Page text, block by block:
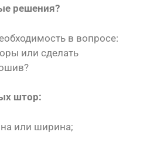
решения?
в вопросе:
или сделать
штор:
или ширина;